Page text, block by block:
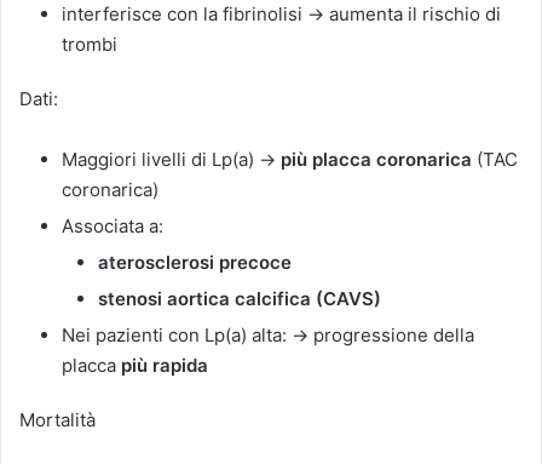
interferisce con la fibrinolisi → aumenta il rischio di
trombi
Dati:
Maggiori livelli di Lp(a) → più placca coronarica (TAC
coronarica)
Associata a:
aterosclerosi precoce
stenosi aortica calcifica (CAVS)
Nei pazienti con Lp(a) alta: → progressione della
placca più rapida
Mortalità